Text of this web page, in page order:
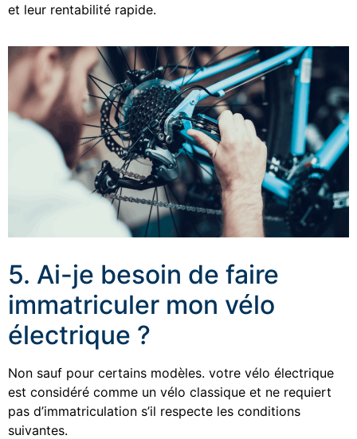
et leur rentabilité rapide.
5. Ai-je besoin de faire
immatriculer mon vélo
électrique ?
Non sauf pour certains modèles. votre vélo électrique
est considéré comme un vélo classique et ne requiert
pas d’immatriculation s’il respecte les conditions
suivantes.